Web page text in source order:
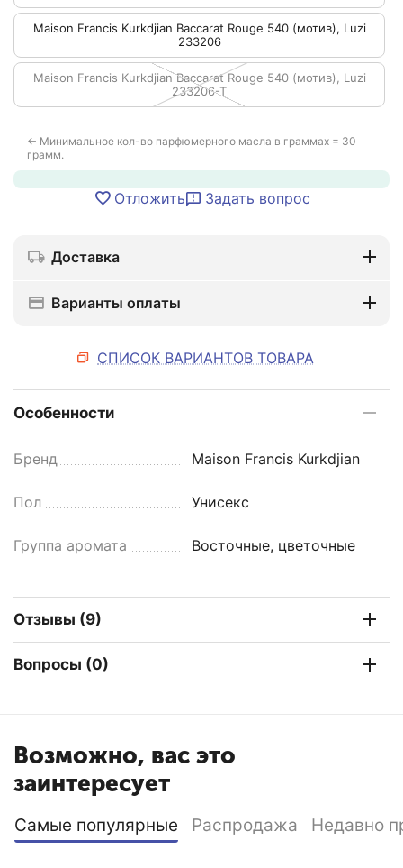
Maison Francis Kurkdjian Baccarat Rouge 540 (мотив), Luzi
233206
Maison Francis Kurkdjian Baccarat Rouge 540 (мотив), Luzi
233206-T
← Минимальное кол-во парфюмерного масла в граммах = 30
грамм.
Отложить Задать вопрос
Доставка
Варианты оплаты
СПИСОК ВАРИАНТОВ ТОВАРА
Особенности
Бренд Maison Francis Kurkdjian
Пол Унисекс
Группа аромата Восточные, цветочные
Отзывы (9)
Вопросы (0)
Возможно, вас это
заинтересует
Самые популярные Распродажа Недавно